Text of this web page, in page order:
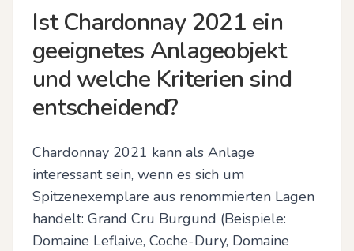
Ist Chardonnay 2021 ein
geeignetes Anlageobjekt
und welche Kriterien sind
entscheidend?
Chardonnay 2021 kann als Anlage
interessant sein, wenn es sich um
Spitzenexemplare aus renommierten Lagen
handelt: Grand Cru Burgund (Beispiele:
Domaine Leflaive, Coche-Dury, Domaine